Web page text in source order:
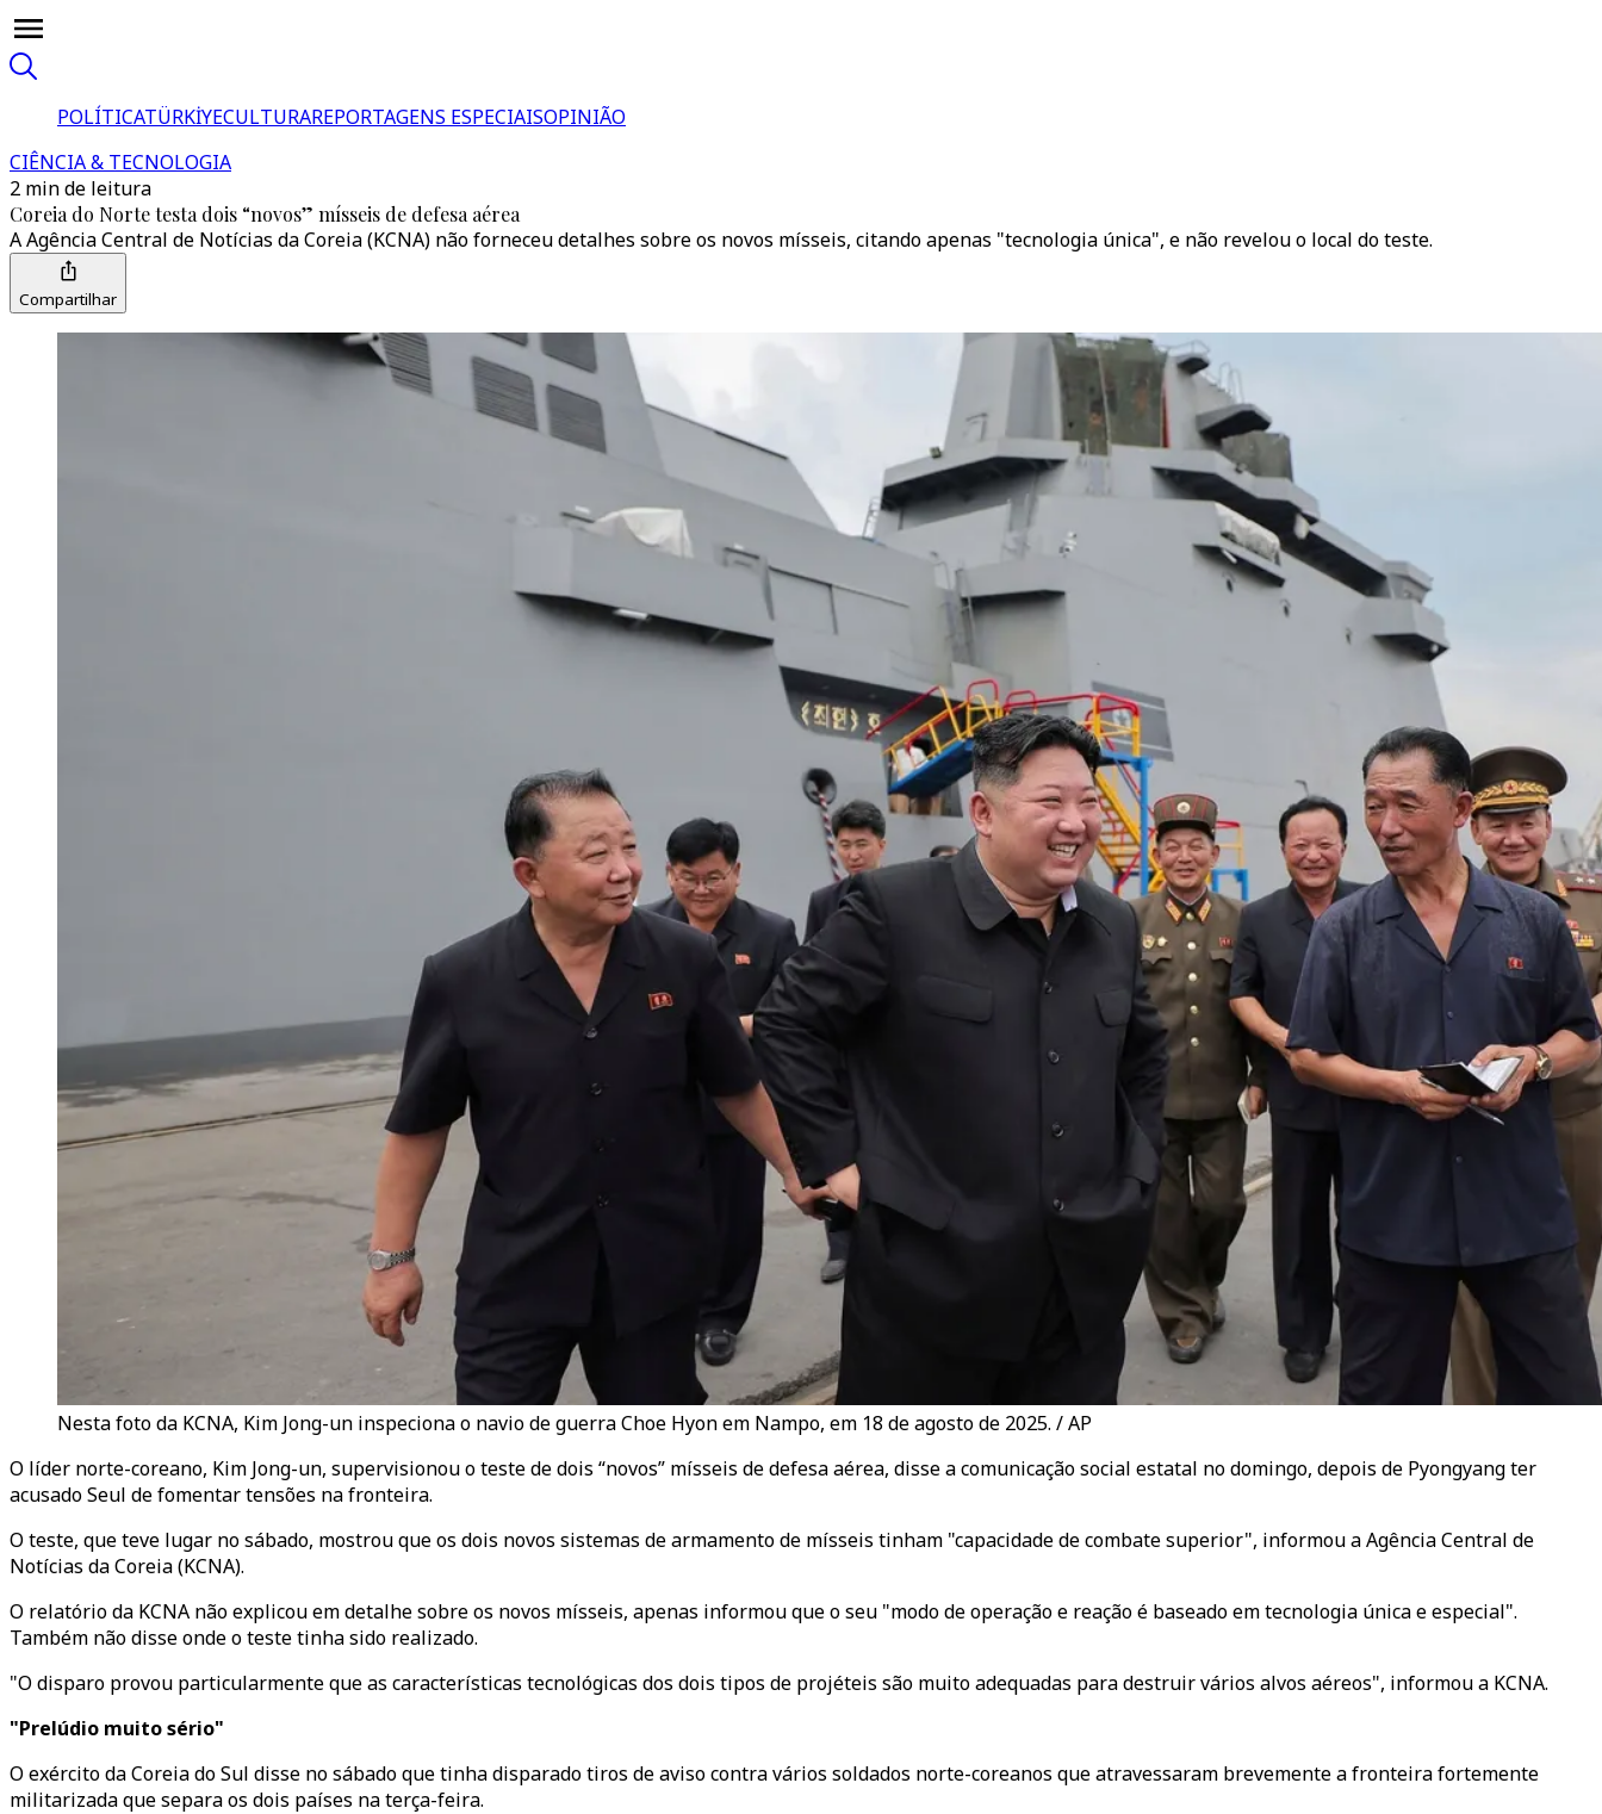
POLÍTICATÜRKİYECULTURAREPORTAGENS ESPECIAISOPINIÃO
CIÊNCIA & TECNOLOGIA
2 min de leitura
Coreia do Norte testa dois “novos” mísseis de defesa aérea
A Agência Central de Notícias da Coreia (KCNA) não forneceu detalhes sobre os novos mísseis, citando apenas "tecnologia única", e não revelou o local do teste.
Compartilhar
Nesta foto da KCNA, Kim Jong-un inspeciona o navio de guerra Choe Hyon em Nampo, em 18 de agosto de 2025. / AP
O líder norte-coreano, Kim Jong-un, supervisionou o teste de dois “novos” mísseis de defesa aérea, disse a comunicação social estatal no domingo, depois de Pyongyang ter
acusado Seul de fomentar tensões na fronteira.
O teste, que teve lugar no sábado, mostrou que os dois novos sistemas de armamento de mísseis tinham "capacidade de combate superior", informou a Agência Central de
Notícias da Coreia (KCNA).
O relatório da KCNA não explicou em detalhe sobre os novos mísseis, apenas informou que o seu "modo de operação e reação é baseado em tecnologia única e especial".
Também não disse onde o teste tinha sido realizado.
"O disparo provou particularmente que as características tecnológicas dos dois tipos de projéteis são muito adequadas para destruir vários alvos aéreos", informou a KCNA.
"Prelúdio muito sério"
O exército da Coreia do Sul disse no sábado que tinha disparado tiros de aviso contra vários soldados norte-coreanos que atravessaram brevemente a fronteira fortemente
militarizada que separa os dois países na terça-feira.